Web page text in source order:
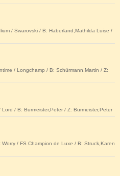
/ Swarovski / B: Haberland,Mathilda Luise /
/ Longchamp / B: Schürmann,Martin / Z:
/ B: Burmeister,Peter / Z: Burmeister,Peter
/ FS Champion de Luxe / B: Struck,Karen